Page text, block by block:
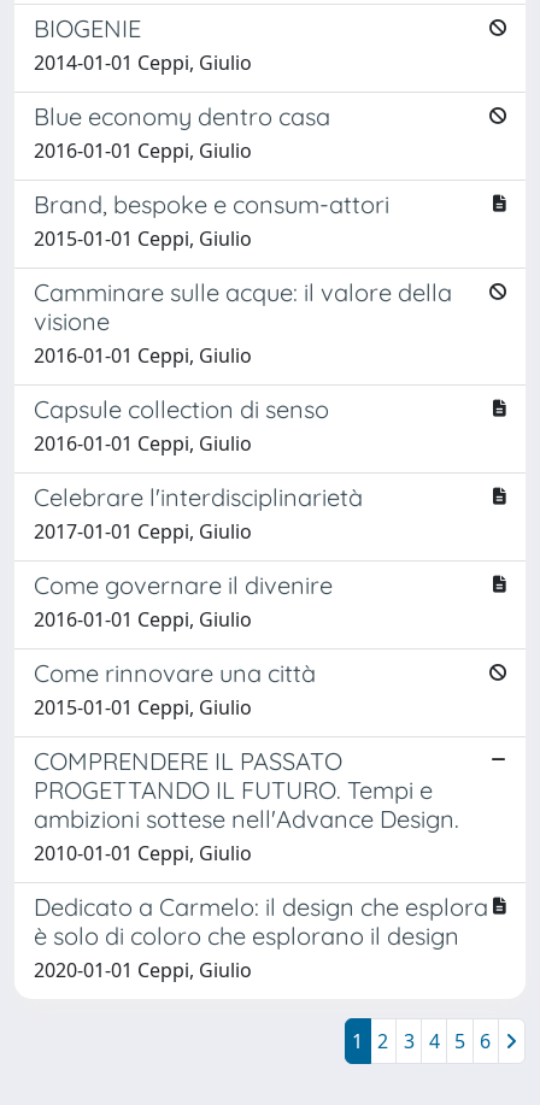
BIOGENIE
2014-01-01 Ceppi, Giulio
Blue economy dentro casa
2016-01-01 Ceppi, Giulio
Brand, bespoke e consum-attori
2015-01-01 Ceppi, Giulio
Camminare sulle acque: il valore della
visione
2016-01-01 Ceppi, Giulio
Capsule collection di senso
2016-01-01 Ceppi, Giulio
Celebrare l'interdisciplinarietà
2017-01-01 Ceppi, Giulio
Come governare il divenire
2016-01-01 Ceppi, Giulio
Come rinnovare una città
2015-01-01 Ceppi, Giulio
COMPRENDERE IL PASSATO
PROGETTANDO IL FUTURO. Tempi e
ambizioni sottese nell'Advance Design.
2010-01-01 Ceppi, Giulio
Dedicato a Carmelo: il design che esplora
è solo di coloro che esplorano il design
2020-01-01 Ceppi, Giulio
1 2 3 4 5 6